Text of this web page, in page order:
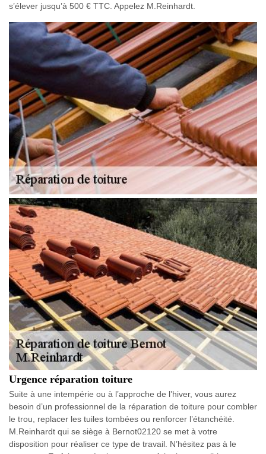
s’élever jusqu’à 500 € TTC. Appelez M.Reinhardt.
Urgence réparation toiture
Suite à une intempérie ou à l’approche de l’hiver, vous aurez
besoin d’un professionnel de la réparation de toiture pour combler
le trou, replacer les tuiles tombées ou renforcer l’étanchéité.
M.Reinhardt qui se siège à Bernot02120 se met à votre
disposition pour réaliser ce type de travail. N’hésitez pas à le